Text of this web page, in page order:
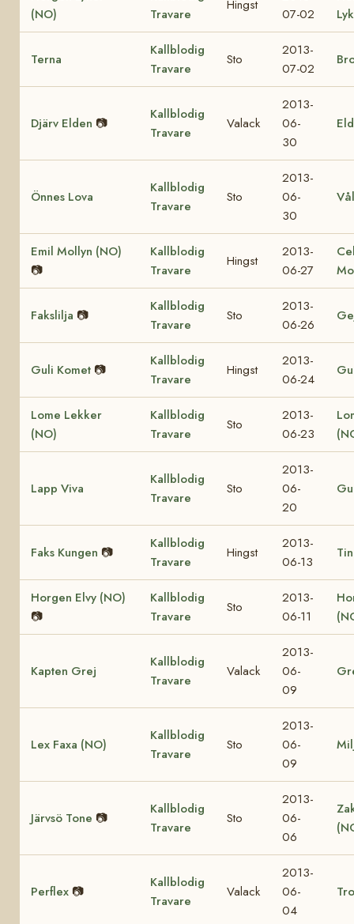
(NO)
Travare
Hingst
07-02
Terna
Kallblodig
Travare
Sto
2013-
07-02
Djärv Elden 📷
Kallblodig
Travare
Valack
2013-
06-
30
Önnes Lova
Kallblodig
Travare
Sto
2013-
06-
30
Emil Mollyn (NO)
📷
Kallblodig
Travare
Hingst
2013-
06-27
Fakslilja 📷
Kallblodig
Travare
Sto
2013-
06-26
Guli Komet 📷
Kallblodig
Travare
Hingst
2013-
06-24
Lome Lekker
(NO)
Kallblodig
Travare
Sto
2013-
06-23
Lapp Viva
Kallblodig
Travare
Sto
2013-
06-
20
Faks Kungen 📷
Kallblodig
Travare
Hingst
2013-
06-13
Horgen Elvy (NO)
📷
Kallblodig
Travare
Sto
2013-
06-11
Kapten Grej
Kallblodig
Travare
Valack
2013-
06-
09
Lex Faxa (NO)
Kallblodig
Travare
Sto
2013-
06-
09
Järvsö Tone 📷
Kallblodig
Travare
Sto
2013-
06-
06
Perflex 📷
Kallblodig
Travare
Valack
2013-
06-
04